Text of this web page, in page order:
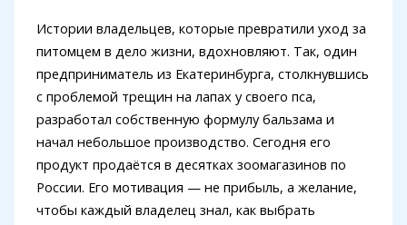
Истории владельцев, которые превратили уход за
питомцем в дело жизни, вдохновляют. Так, один
предприниматель из Екатеринбурга, столкнувшись
с проблемой трещин на лапах у своего пса,
разработал собственную формулу бальзама и
начал небольшое производство. Сегодня его
продукт продаётся в десятках зоомагазинов по
России. Его мотивация — не прибыль, а желание,
чтобы каждый владелец знал, как выбрать